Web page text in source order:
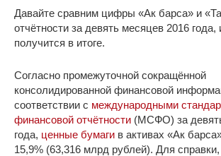
Давайте сравним цифры «Ак барса» и
отчётности за девять месяцев 2016
получится в итоге.
Согласно промежуточной сокращённой
консолидированной финансовой
соответствии с международными
финансовой отчётности (МСФО) за
года, ценные бумаги в активах «Ак
15,9% (63,316 млрд рублей). Для